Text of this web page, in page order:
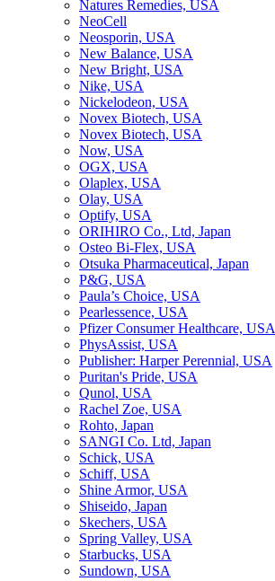
Natures Remedies, USA
NeoCell
Neosporin, USA
New Balance, USA
New Bright, USA
Nike, USA
Niсkelodeon, USA
Novex Biotech, USA
Novex Biotech, USA
Now, USA
OGX, USA
Olaplex, USA
Olay, USA
Optify, USA
ORIHIRO Co., Ltd, Japan
Osteo Bi-Flex, USA
Otsuka Pharmaceutical, Japan
P&G, USA
Paula’s Choice, USA
Pearlessence, USA
Pfizer Consumer Healthcare, USA
PhysAssist, USA
Publisher: Harper Perennial, USA
Puritan's Pride, USA
Qunol, USA
Rachel Zoe, USA
Rohto, Japan
SANGI Co. Ltd, Japan
Schick, USA
Schiff, USA
Shine Armor, USA
Shiseido, Japan
Skechers, USA
Spring Valley, USA
Starbucks, USA
Sundown, USA